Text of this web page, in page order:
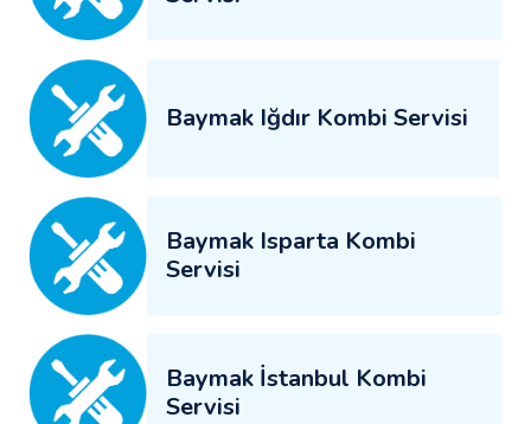
Baymak Iğdır Kombi Servisi
Baymak Isparta Kombi
Servisi
Baymak İstanbul Kombi
Servisi